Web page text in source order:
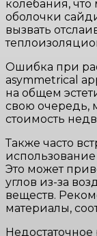
колебания,
оболочки
вызвать
Ошибка при
asymmetrical
на общем
свою очередь,
стоимость
Также часто
Это может
углов из-за
веществ.
материалы,